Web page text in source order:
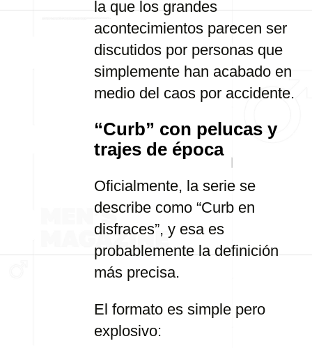
la que los grandes
acontecimientos parecen ser
discutidos por personas que
simplemente han acabado en
medio del caos por accidente.
“Curb” con pelucas y
trajes de época
Oficialmente, la serie se
describe como “Curb en
disfraces”, y esa es
probablemente la definición
más precisa.
El formato es simple pero
explosivo: